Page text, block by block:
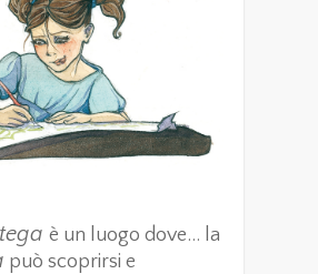
è un luogo dove… la
può scoprirsi e